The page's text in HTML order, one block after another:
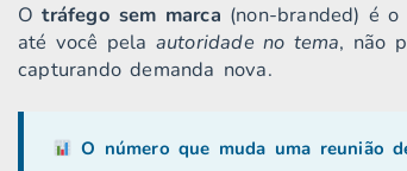
Otráfego sem marca (non-branded) é
até você pela autoridade no tema, não
capturando demanda nova.
O número que muda uma reunião